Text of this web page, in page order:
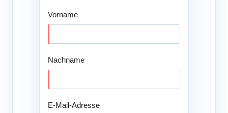
Vorname
Nachname
E-Mail-Adresse